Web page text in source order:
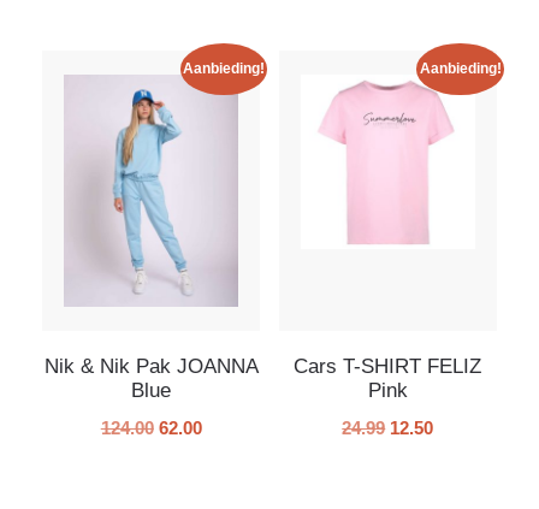
Aanbieding!
Nik & Nik Pak JOANNA
Blue
124.00 62.00
Aanbieding!
Cars T-SHIRT FELIZ
Pink
24.99 12.50